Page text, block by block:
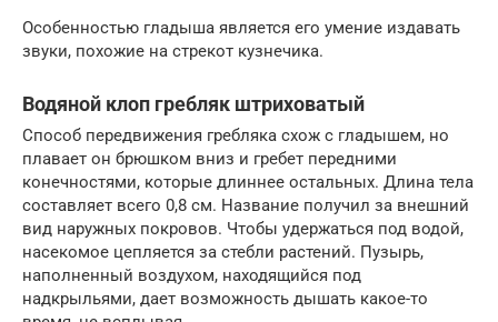
Особенностью гладыша является его умение издавать
звуки, похожие на стрекот кузнечика.
Водяной клоп гребляк штриховатый
Способ передвижения гребляка схож с гладышем, но
плавает он брюшком вниз и гребет передними
конечностями, которые длиннее остальных. Длина тела
составляет всего 0,8 см. Название получил за внешний
вид наружных покровов. Чтобы удержаться под водой,
насекомое цепляется за стебли растений. Пузырь,
наполненный воздухом, находящийся под
надкрыльями, дает возможность дышать какое-то